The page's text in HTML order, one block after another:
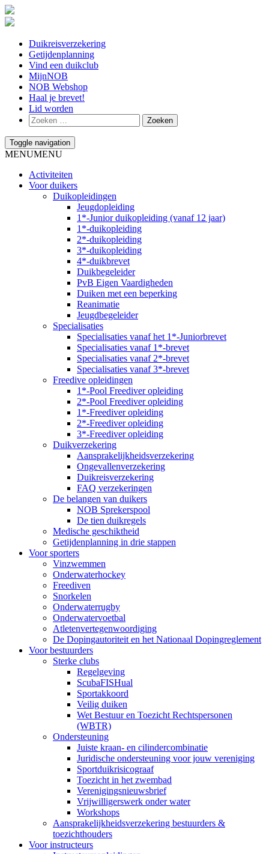
Duikreisverzekering
Getijdenplanning
Vind een duikclub
MijnNOB
NOB Webshop
Haal je brevet!
Lid worden
Toggle navigation
MENUMENU
Activiteiten
Voor duikers
Duikopleidingen
Jeugdopleiding
1*-Junior duikopleiding (vanaf 12 jaar)
1*-duikopleiding
2*-duikopleiding
3*-duikopleiding
4*-duikbrevet
Duikbegeleider
PvB Eigen Vaardigheden
Duiken met een beperking
Reanimatie
Jeugdbegeleider
Specialisaties
Specialisaties vanaf het 1*-Juniorbrevet
Specialisaties vanaf 1*-brevet
Specialisaties vanaf 2*-brevet
Specialisaties vanaf 3*-brevet
Freedive opleidingen
1*-Pool Freediver opleiding
2*-Pool Freediver opleiding
1*-Freediver opleiding
2*-Freediver opleiding
3*-Freediver opleiding
Duikverzekering
Aansprakelijkheidsverzekering
Ongevallenverzekering
Duikreisverzekering
FAQ verzekeringen
De belangen van duikers
NOB Sprekerspool
De tien duikregels
Medische geschiktheid
Getijdenplanning in drie stappen
Voor sporters
Vinzwemmen
Onderwaterhockey
Freediven
Snorkelen
Onderwaterrugby
Onderwatervoetbal
Atletenvertegenwoordiging
De Dopingautoriteit en het Nationaal Dopingreglement
Voor bestuurders
Sterke clubs
Regelgeving
ScubaFISHual
Sportakkoord
Veilig duiken
Wet Bestuur en Toezicht Rechtspersonen
(WBTR)
Ondersteuning
Juiste kraan- en cilindercombinatie
Juridische ondersteuning voor jouw vereniging
Sportduikrisicograaf
Toezicht in het zwembad
Verenigingsnieuwsbrief
Vrijwilligerswerk onder water
Workshops
Aansprakelijkheidsverzekering bestuurders &
toezichthouders
Voor instructeurs